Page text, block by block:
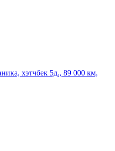
хэтчбек 5д., 89 000 км,